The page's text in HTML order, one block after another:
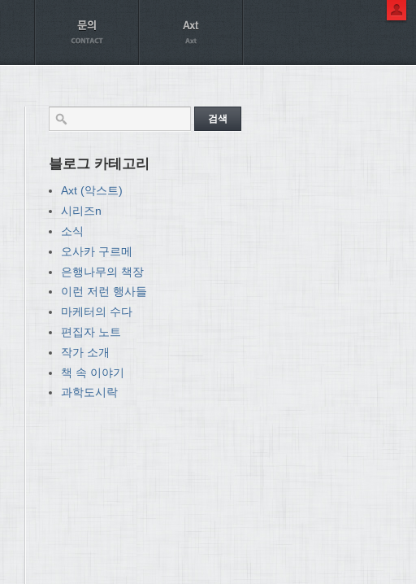
블로그 카테고리
Axt (악스트)
시리즈n
소식
오사카 구르메
은행나무의 책장
이런 저런 행사들
마케터의 수다
편집자 노트
작가 소개
책 속 이야기
과학도시락